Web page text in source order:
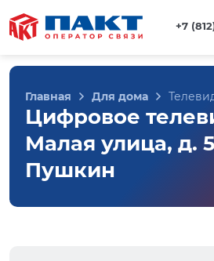
+7
Главная Для дома
Цифровое
Малая улица, д.
Пушкин